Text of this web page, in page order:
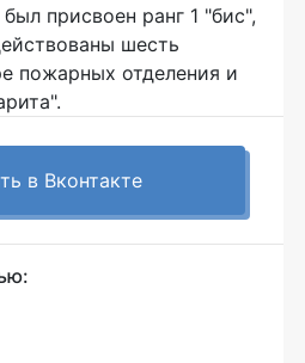
присвоен ранг 1 "бис",
шесть
пожарных отделения и
в Вконтакте